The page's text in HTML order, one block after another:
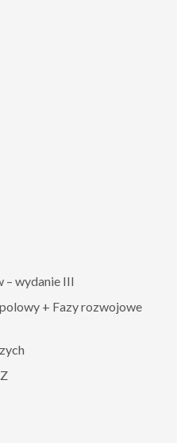
wydanie III
+ Fazy rozwojowe